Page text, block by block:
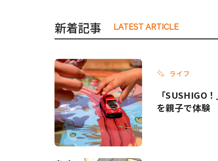
新着記事 LATEST ARTICLE
ライフ
「SUSHIGO
を親子で体験